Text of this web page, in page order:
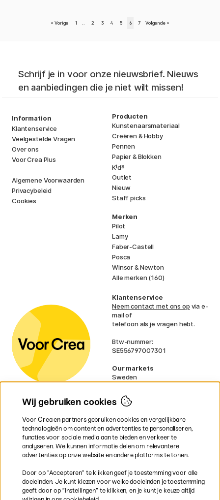
« Vorige 1 2 3 4 5 6 7 Volgende »
Schrijf je in voor onze nieuwsbrief. Nieuws
en aanbiedingen die je niet wilt missen!
Information
Klantenservice
Veelgestelde Vragen
Over ons
Voor Crea Plus
Algemene Voorwaarden
Privacybeleid
Cookies
Producten
Kunstenaarsmateriaal
Creëren & Hobby
Pennen
Papier & Blokken
Kids
Outlet
Nieuw
Staff picks
Merken
Pilot
Lamy
Faber-Castell
Posca
Winsor & Newton
Alle merken (160)
Klantenservice
Neem contact met ons op via e-
mail of
telefoon als je vragen hebt.
Btw-nummer:
SE556797007301
Our markets
Sweden
Denmark
Finland
Ireland
Germany
UK
EU
gelden voor volumineuze producten.
Wij gebruiken cookies
Voor Crea en partners gebruiken cookies en vergelijkbare
technologieën om content en advertenties te personaliseren,
functies voor sociale media aan te bieden en verkeer te
analyseren. We kunnen informatie delen om relevantere
advertenties op onze website en andere platforms te tonen.
Door op ”Accepteren” te klikken geef je toestemming voor alle
doeleinden. Je kunt kiezen voor welke doeleinden je toestemming
geeft door op ”Instellingen” te klikken, en je kunt je keuze altijd